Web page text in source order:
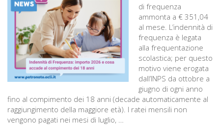
di frequenza
ammonta a € 351,04
al mese. L’indennità di
frequenza è legata
alla frequentazione
scolastica; per questo
motivo viene erogata
dall’INPS da ottobre a
giugno di ogni anno
fino al compimento dei 18 anni (decade automaticamente al
raggiungimento della maggiore età). I ratei mensili non
vengono pagati nei mesi di luglio, …